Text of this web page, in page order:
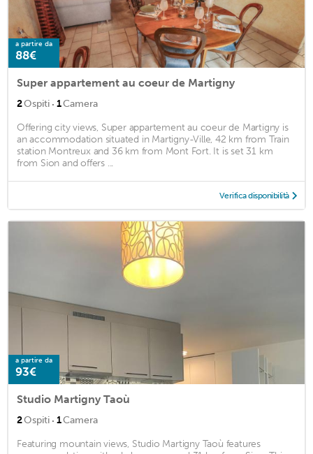
a partire da
88€
Super appartement au coeur de Martigny
2Ospiti · 1Camera
Offering city views, Super appartement au coeur de Martigny is
an accommodation situated in Martigny-Ville, 42 km from Train
station Montreux and 36 km from Mont Fort. It is set 31 km
from Sion and offers ...
Verifica disponibilità
a partire da
93€
Studio Martigny Taoù
2Ospiti · 1Camera
Featuring mountain views, Studio Martigny Taoù features